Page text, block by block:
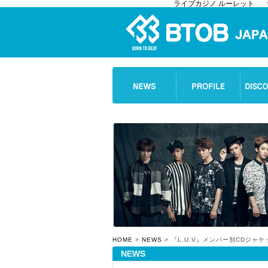
ライブカジノ ルーレット
HOME > NEWS > 『L.U.V』メンバー別CDジャ
NEWS